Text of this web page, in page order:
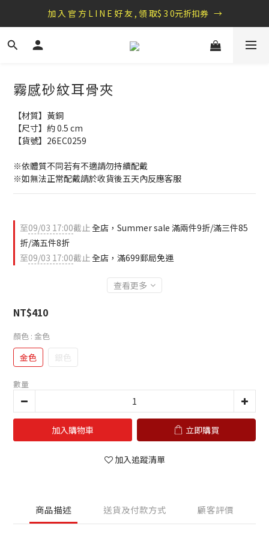
盛夏祭典：全館滿1000折100，滿2000贈『自粘式多功能包巾』
加 入 官 方 L I N E 好 友 , 領 取$ 3 0元折扣券   →
盛夏祭典：全館滿1000折100，滿2000贈『自粘式多功能包巾』
霧感砂紋耳骨夾
【材質】黃銅
【尺寸】約 0.5 cm
【貨號】26EC0259
※依體質不同若有不適請勿持續配戴
※如無法正常配戴請於收貨後五天內反應客服
至09/03 17:00截止全店，Summer sale 滿兩件9折/滿三件85
折/滿五件8折
至09/03 17:00截止全店，滿699郵局免運
查看更多
NT$410
顏色 : 金色
金色 銀色
數量
加入購物車 立即購買
加入追蹤清單
商品描述 送貨及付款方式 顧客評價